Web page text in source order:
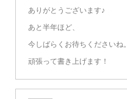
ありがとうございます♪
あと半年ほど、
今しばらくお待ちくださいね。
頑張って書き上げます！